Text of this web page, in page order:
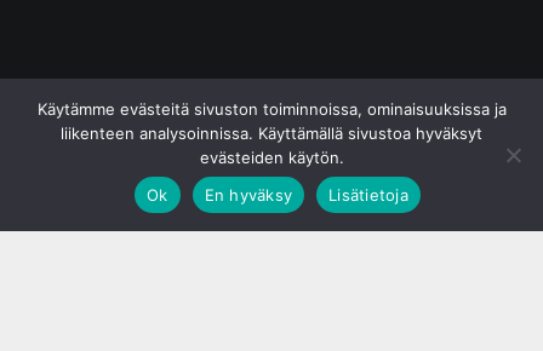
Käytämme evästeitä sivuston toiminnoissa, ominaisuuksissa ja
liikenteen analysoinnissa. Käyttämällä sivustoa hyväksyt
evästeiden käytön.
Ok
En hyväksy Lisätietoja